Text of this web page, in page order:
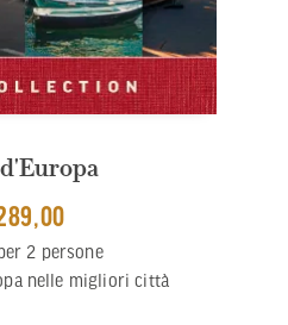
2 persone
nelle migliori città